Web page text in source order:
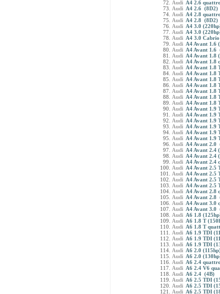
Audi A4 2.6
Audi A4 2.6 (8D2)
Audi A4 2.8
Audi A4 2.8 (8D2)
Audi A4 3.0
Audi A4 3.0
Audi A4 3.0
Audi A4 Avant 1.6
Audi A4 Avant 1.6
Audi A4 Avant 1.8
Audi A4 Avant 1.8
Audi A4 Avant 1.8
Audi A4 Avant 1.8
Audi A4 Avant 1.8
Audi A4 Avant 1.8
Audi A4 Avant 1.8
Audi A4 Avant 1.8
Audi A4 Avant 1.8
Audi A4 Avant 1.9
Audi A4 Avant 1.9
Audi A4 Avant 1.9
Audi A4 Avant 1.9
Audi A4 Avant 1.9
Audi A4 Avant 1.9
Audi A4 Avant 2.0
Audi A4 Avant 2.4
Audi A4 Avant 2.4
Audi A4 Avant 2.4
Audi A4 Avant 2.5
Audi A4 Avant 2.5
Audi A4 Avant 2.5
Audi A4 Avant 2.5
Audi A4 Avant 2.8
Audi A4 Avant 2.8
Audi A4 Avant 3.0
Audi A4 Avant 3.0
Audi A6 1.8
Audi A6 1.8 T
Audi A6 1.8 T
Audi A6 1.9 TDI
Audi A6 1.9 TDI
Audi A6 1.9 TDI
Audi A6 2.0
Audi A6 2.0
Audi A6 2.4
Audi A6 2.4 V6
Audi A6 2.4 (4B)
Audi A6 2.5 TDI
Audi A6 2.5 TDI
Audi A6 2.5 TDI